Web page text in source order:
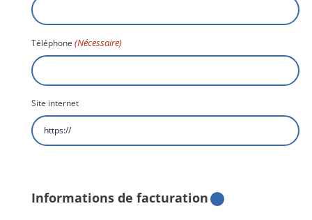
Téléphone (Nécessaire)
Site internet
Informations de facturation